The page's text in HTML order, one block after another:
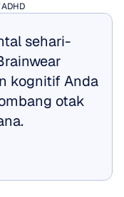
ADHD
sehari-
kognitif Anda
otak